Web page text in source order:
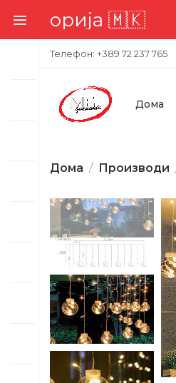
достава низ
Телефон: +389 72 237 765
Дома
Дома Производи
-